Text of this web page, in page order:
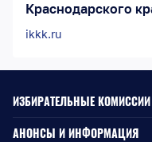
Краснодарского
ikkk.ru
ИЗБИРАТЕЛЬНЫЕ КОМИССИИ
АНОНСЫ И ИНФОРМАЦИЯ